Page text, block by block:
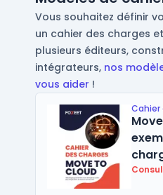
Vous souhaitez définir
un cahier des charges
plusieurs éditeurs,
intégrateurs, nos
vous aider !
Cahier